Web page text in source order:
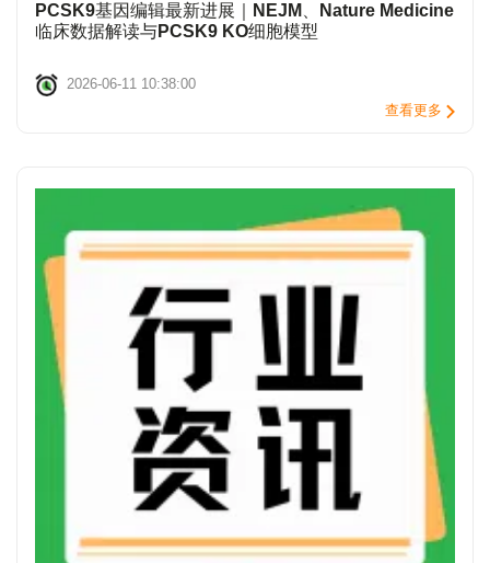
PCSK9基因编辑最新进展｜NEJM、Nature Medicine
临床数据解读与PCSK9 KO细胞模型
2026-06-11 10:38:00
查看更多